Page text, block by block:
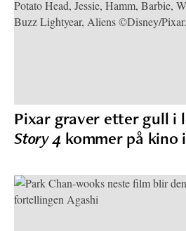
Pixar graver etter gull i
Story 4 kommer på kino